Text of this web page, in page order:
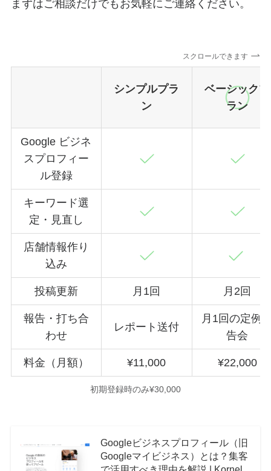
まずはご相談だけでもお気軽にご連絡ください。
スクロールできます
シンプルプラ
ン
ベーシックプ
ラン
Google ビジネ
スプロフィー
ル登録
キーワード選
定・見直し
店舗情報作り
込み
投稿更新 月1回 月2回
報告・打ち合
わせ
レポート送付
月1回の定例
告会
料金（月額） ¥11,000 ¥22,000
初期登録時のみ¥30,000
Googleビジネスプロフィール（旧
Googleマイビジネス）とは？集客